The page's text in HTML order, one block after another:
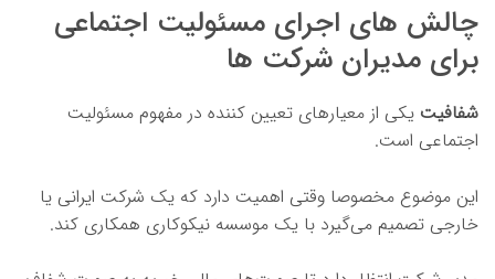
چالش های اجرای مسئولیت اجتماعی
برای مدیران شرکت ها
شفافیت یکی از معیارهای تعیین کننده در مفهوم مسئولیت
اجتماعی است.
این موضوع مخصوصا وقتی اهمیت دارد که یک شرکت ایرانی یا
خارجی تصمیم می‌گیرد با یک موسسه نیکوکاری همکاری کند.